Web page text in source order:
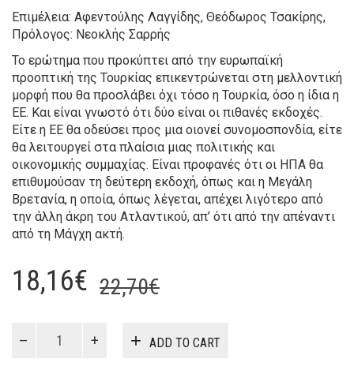
Επιμέλεια: Αφεντούλης Λαγγίδης, Θεόδωρος Τσακίρης,
Πρόλογος: Νεοκλής Σαρρής
Το ερώτημα που προκύπτει από την ευρωπαϊκή
προοπτική της Τουρκίας επικεντρώνεται στη μελλοντική
μορφή που θα προσλάβει όχι τόσο η Τουρκία, όσο η ίδια η
ΕΕ. Και είναι γνωστό ότι δύο είναι οι πιθανές εκδοχές.
Είτε η ΕΕ θα οδεύσει προς μια οιονεί συνομοσπονδία, είτε
θα λειτουργεί στα πλαίσια μιας πολιτικής και
οικονομικής συμμαχίας. Είναι προφανές ότι οι ΗΠΑ θα
επιθυμούσαν τη δεύτερη εκδοχή, όπως και η Μεγάλη
Βρετανία, η οποία, όπως λέγεται, απέχει λιγότερο από
την άλλη άκρη του Ατλαντικού, απ’ ότι από την απέναντι
από τη Μάγχη ακτή.
22,70€Original
was:
18,16€
Current
is:
ADD TO CART